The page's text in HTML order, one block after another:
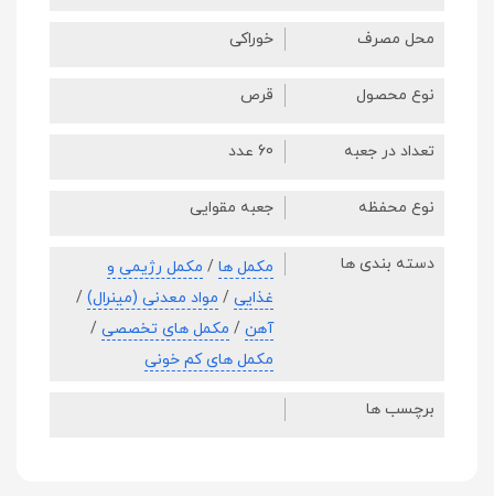
محل مصرف خوراکی
نوع محصول قرص
تعداد در جعبه 60 عدد
نوع محفظه جعبه مقوایی
دسته بندی ها مکمل ها / مکمل رژیمی و
غذایی / مواد معدنی (مینرال) /
آهن / مکمل های تخصصی /
مکمل های کم خونی
برچسب ها